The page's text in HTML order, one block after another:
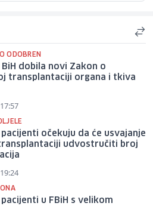
ODOBREN
BiH dobila novi Zakon o
transplantaciji organa i tkiva
očekuju da će usvajanje
udvostručiti broj
u FBiH s velikom